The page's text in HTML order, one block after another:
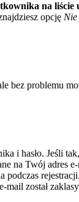
na
opcję Nie
bez problemu
i hasło. Jeśli
na Twój
został